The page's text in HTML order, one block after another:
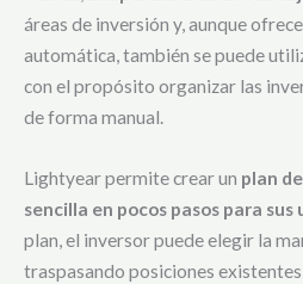
áreas de inversión y, aunque
automática, también se puede
con el propósito organizar las
de forma manual.
Lightyear permite crear un plan
sencilla en pocos pasos para sus
plan, el inversor puede elegir la
traspasando posiciones